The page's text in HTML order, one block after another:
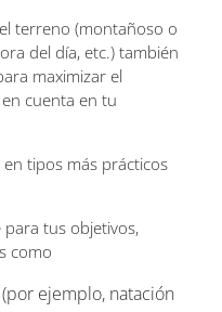
terreno (montañoso o
del día, etc.) también
maximizar el
cuenta en tu
tipos más prácticos
tus objetivos,
como
ejemplo, natación